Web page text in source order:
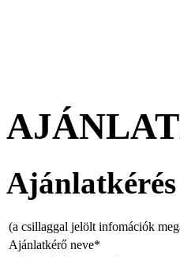
(a csillaggal jelölt infomációk
Ajánlatkérő neve*